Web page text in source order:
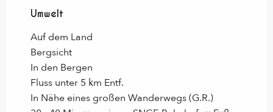
Umwelt
Umwelt
Auf dem Land
Bergsicht
In den Bergen
Fluss unter 5 km Entf.
In Nähe eines großen Wanderwegs (G.R.)